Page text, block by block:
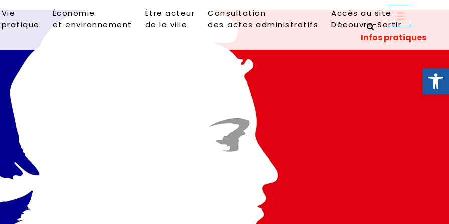
Ouvrir
Vie
pratique
Économie
et environnement
Être acteur
de la ville
Consultation
des actes administratifs
Accès au site
Découvrir-Sortir